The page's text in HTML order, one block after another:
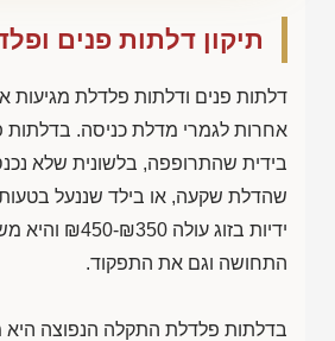
תיקון דלתות פנים
דלתות פנים ודלתות פלדלת מגיעות
אחרות לגמרי מדלת כניסה. בדלתות
בידית שהתרופפה, בלשונית שלא
שהדלת שקעה, או בילד שננעל
ידיות בזוג עולה ₪450-₪350 והיא
התחושה וגם את התפקוד.
בדלתות פלדלת התקלה הנפוצה היא